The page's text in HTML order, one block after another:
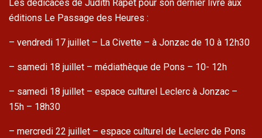
Les dédicaces de Judith Rapet pour son dernier livre aux
éditions Le Passage des Heures :
– vendredi 17 juillet – La Civette – à Jonzac de 10 à 12h30
– samedi 18 juillet – médiathèque de Pons – 10- 12h
– samedi 18 juillet – espace culturel Leclerc à Jonzac –
15h – 18h30
– mercredi 22 juillet – espace culturel de Leclerc de Pons